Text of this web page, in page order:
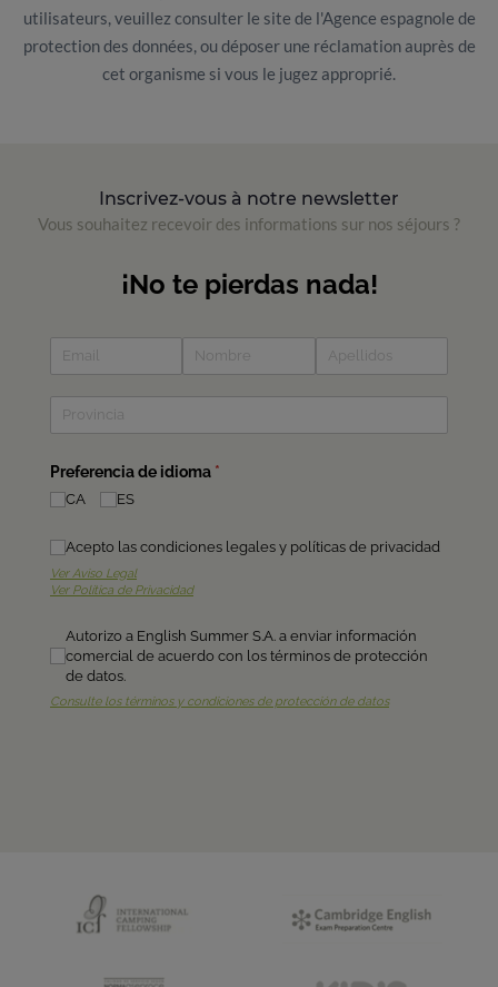
utilisateurs, veuillez consulter le site de l'Agence espagnole de
protection des données, ou déposer une réclamation auprès de
cet organisme si vous le jugez approprié.
Inscrivez-vous à notre newsletter
Vous souhaitez recevoir des informations sur nos séjours ?